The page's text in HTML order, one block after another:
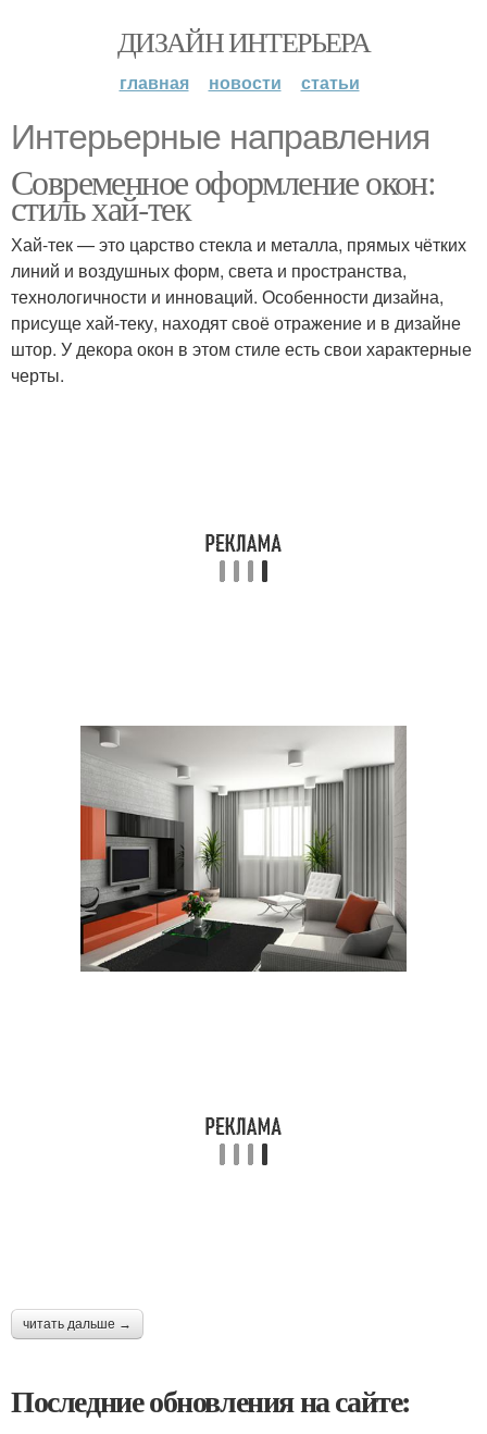
ДИЗАЙН ИНТЕРЬЕРА
главная новости статьи
Интерьерные направления
Современное оформление окон:
стиль хай-тек
Хай-тек — это царство стекла и металла, прямых чётких
линий и воздушных форм, света и пространства,
технологичности и инноваций. Особенности дизайна,
присуще хай-теку, находят своё отражение и в дизайне
штор. У декора окон в этом стиле есть свои характерные
черты.
читать дальше →
Последние обновления на сайте: